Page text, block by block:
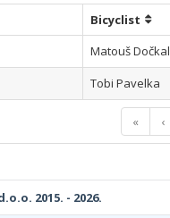
Bicyclist
Matouš Dočkal
Tobi Pavelka
« ‹
2015. - 2026.